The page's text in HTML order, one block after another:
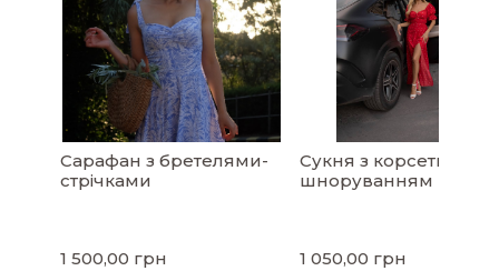
Сарафан з бретелями-
стрічками
1 500,00 грн
Сукня з корсетним
шноруванням міді
1 050,00 грн